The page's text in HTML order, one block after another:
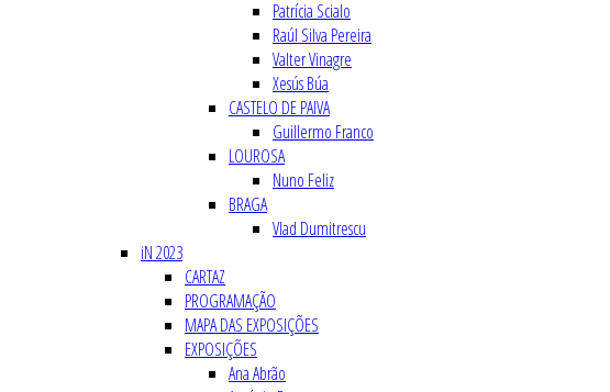
Patrícia Scialo
Raúl Silva Pereira
Valter Vinagre
Xesús Búa
CASTELO DE PAIVA
Guillermo Franco
LOUROSA
Nuno Feliz
BRAGA
Vlad Dumitrescu
iN 2023
CARTAZ
PROGRAMAÇÃO
MAPA DAS EXPOSIÇÕES
EXPOSIÇÕES
Ana Abrão